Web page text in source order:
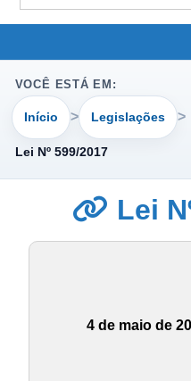
for:
VOCÊ ESTÁ EM:
Início Legislações
Lei Nº 599/2017
Lei
4 de maio de